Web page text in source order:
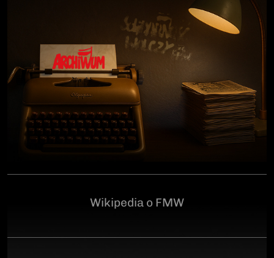
przeciwko niemieckiemu i sowieckiemu okupantowi, a
po zakończeniu wojny pozostał wierny ideałom
wolności. Poległ 28 czerwca 1946 r., a miejsce
ukrycia jego szczątków przez komunistyczny aparat
represji pozostaje do dziś nieznane.Program
uroczystości:11.00 – Msza Święta w Kościele św.
Brygidy w Gdańsku12.30 – poświęcenie
symbolicznego nagrobka na Cmentarzu
Garnizonowym w GdańskuSerdecznie zapraszamy
Wikipedia o FMW